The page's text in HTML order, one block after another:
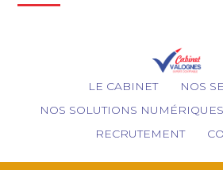
LE CABINET
NOS
NOS SOLUTIONS NUMÉRIQUES
RECRUTEMENT